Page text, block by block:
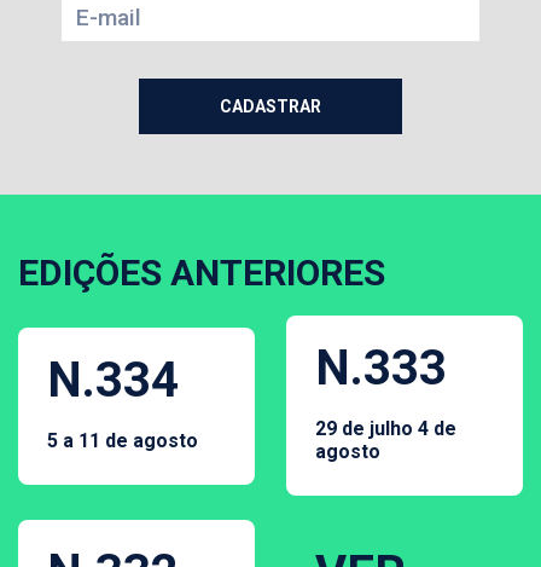
EDIÇÕES ANTERIORES
N.334
5 a 11 de agosto
N.333
29 de julho 4 de
agosto